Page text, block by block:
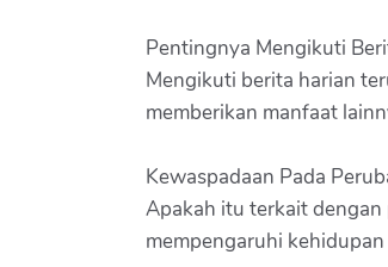
Pentingnya Mengikuti
Mengikuti berita harian
memberikan manfaat
Kewaspadaan Pada
Apakah itu terkait dengan
mempengaruhi